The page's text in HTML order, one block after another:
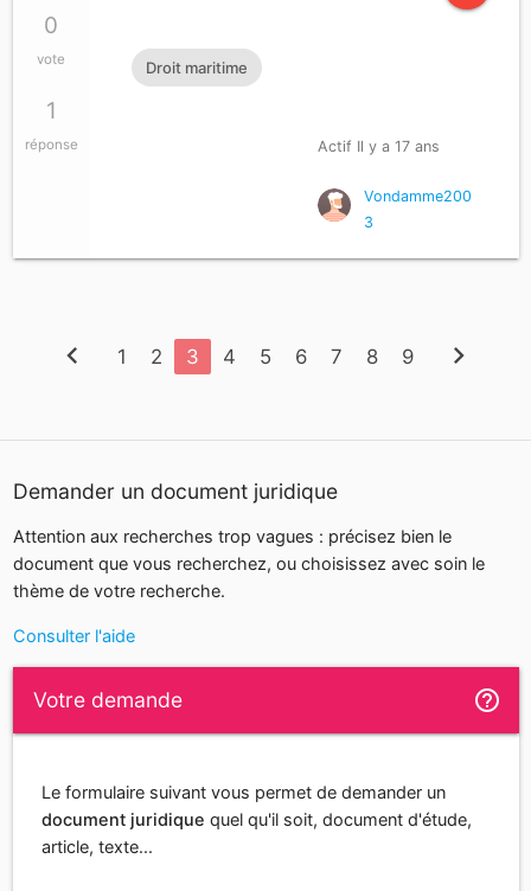
0
vote
1
réponse
Droit maritime
Actif Il y a 17 ans
Vondamme200
3
chevron_left 1 2 3 4 5 6 7 8 9 chevron_right
Demander un document juridique
Attention aux recherches trop vagues : précisez bien le
document que vous recherchez, ou choisissez avec soin le
thème de votre recherche.
Consulter l'aide
Votre demande help_outline
Le formulaire suivant vous permet de demander un
document juridique quel qu'il soit, document d'étude,
article, texte...